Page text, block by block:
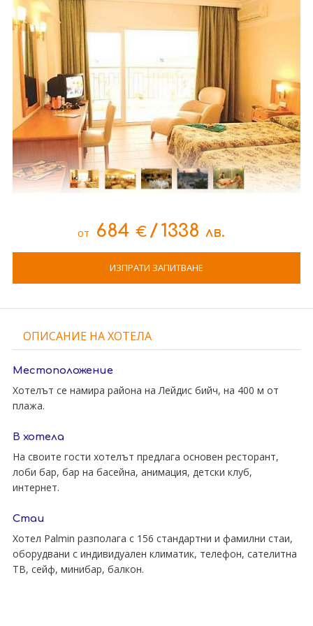
от 684 € /1338 лв.
ИЗПРАТИ ЗАПИТВАНЕ
ОПИСАНИЕ НА ХОТЕЛА
Местоположение
Хотелът се намира района на Лейдис бийч, на 400 м от
плажа.
В хотела
На своите гости хотелът предлага основен ресторант,
лоби бар, бар на басейна, анимация, детски клуб,
интернет.
Стаи
Хотел Palmin разполага с 156 стандартни и фамилни стаи,
оборудвани с индивидуален климатик, телефон, сателитна
ТВ, сейф, минибар, балкон.